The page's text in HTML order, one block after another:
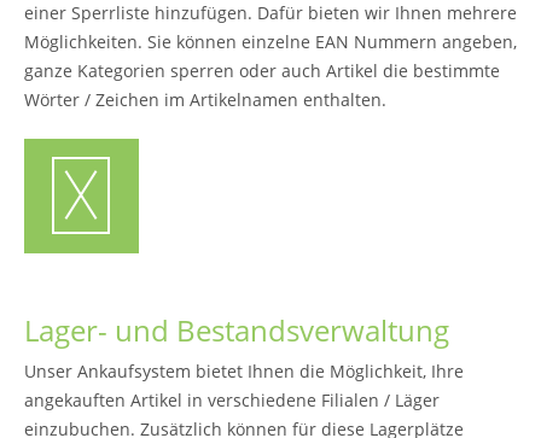
einer Sperrliste hinzufügen. Dafür bieten wir Ihnen mehrere
Möglichkeiten. Sie können einzelne EAN Nummern angeben,
ganze Kategorien sperren oder auch Artikel die bestimmte
Wörter / Zeichen im Artikelnamen enthalten.
Lager- und Bestandsverwaltung
Unser Ankaufsystem bietet Ihnen die Möglichkeit, Ihre
angekauften Artikel in verschiedene Filialen / Läger
einzubuchen. Zusätzlich können für diese Lagerplätze